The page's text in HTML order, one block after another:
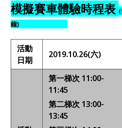
模擬賽車體驗時程表(
鐘)
活動
日期
2019.10.26(六)
第一梯次 11:00-
11:45
第二梯次 13:00-
13:45